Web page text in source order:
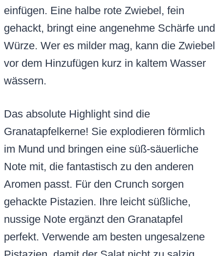
einfügen. Eine halbe rote Zwiebel, fein
gehackt, bringt eine angenehme Schärfe und
Würze. Wer es milder mag, kann die Zwiebel
vor dem Hinzufügen kurz in kaltem Wasser
wässern.
Das absolute Highlight sind die
Granatapfelkerne! Sie explodieren förmlich
im Mund und bringen eine süß-säuerliche
Note mit, die fantastisch zu den anderen
Aromen passt. Für den Crunch sorgen
gehackte Pistazien. Ihre leicht süßliche,
nussige Note ergänzt den Granatapfel
perfekt. Verwende am besten ungesalzene